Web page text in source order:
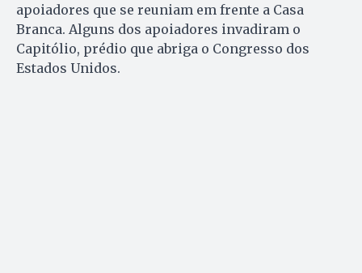
apoiadores que se reuniam em frente a Casa
Branca. Alguns dos apoiadores invadiram o
Capitólio, prédio que abriga o Congresso dos
Estados Unidos.